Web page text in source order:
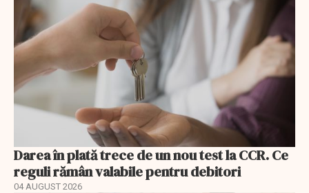
Darea în plată trece de un nou test la CCR. Ce
reguli rămân valabile pentru debitori
04 AUGUST 2026